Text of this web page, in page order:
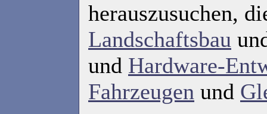
herauszusuchen,
Landschaftsbau
und Hardware-
Fahrzeugen und